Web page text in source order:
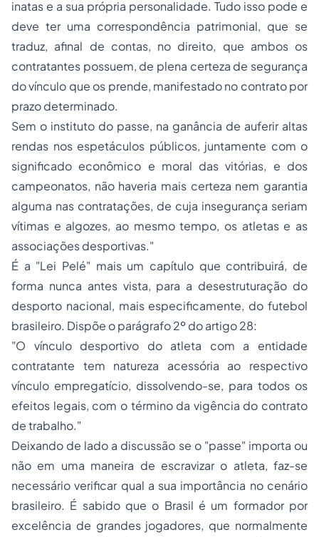
inatas e a sua própria personalidade. Tudo isso pode e
deve ter uma correspondência patrimonial, que se
traduz, afinal de contas, no direito, que ambos os
contratantes possuem, de plena certeza de segurança
do vínculo que os prende, manifestado no contrato por
prazo determinado.
Sem o instituto do passe, na ganância de auferir altas
rendas nos espetáculos públicos, juntamente com o
significado econômico e moral das vitórias, e dos
campeonatos, não haveria mais certeza nem garantia
alguma nas contratações, de cuja insegurança seriam
vítimas e algozes, ao mesmo tempo, os atletas e as
associações desportivas."
É a "Lei Pelé" mais um capítulo que contribuirá, de
forma nunca antes vista, para a desestruturação do
desporto nacional, mais especificamente, do futebol
brasileiro. Dispõe o parágrafo 2º do artigo 28:
"O vínculo desportivo do atleta com a entidade
contratante tem natureza acessória ao respectivo
vínculo empregatício, dissolvendo-se, para todos os
efeitos legais, com o término da vigência do contrato
de trabalho."
Deixando de lado a discussão se o "passe" importa ou
não em uma maneira de escravizar o atleta, faz-se
necessário verificar qual a sua importância no cenário
brasileiro. É sabido que o Brasil é um formador por
excelência de grandes jogadores, que normalmente